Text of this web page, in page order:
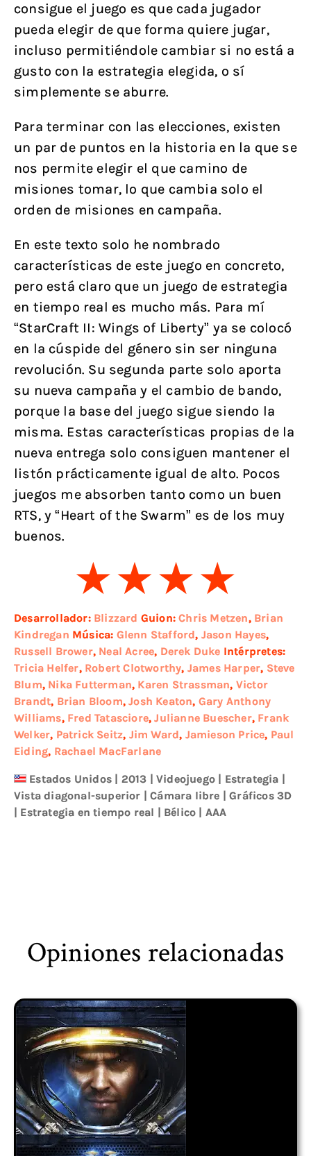
consigue el juego es que cada jugador
pueda elegir de que forma quiere jugar,
incluso permitiéndole cambiar si no está a
gusto con la estrategia elegida, o sí
simplemente se aburre.
Para terminar con las elecciones, existen
un par de puntos en la historia en la que se
nos permite elegir el que camino de
misiones tomar, lo que cambia solo el
orden de misiones en campaña.
En este texto solo he nombrado
características de este juego en concreto,
pero está claro que un juego de estrategia
en tiempo real es mucho más. Para mí
“StarCraft II: Wings of Liberty” ya se colocó
en la cúspide del género sin ser ninguna
revolución. Su segunda parte solo aporta
su nueva campaña y el cambio de bando,
porque la base del juego sigue siendo la
misma. Estas características propias de la
nueva entrega solo consiguen mantener el
listón prácticamente igual de alto. Pocos
juegos me absorben tanto como un buen
RTS, y “Heart of the Swarm” es de los muy
buenos.
Desarrollador: Blizzard Guion:Chris Metzen, Brian
Kindregan Música: Glenn Stafford, Jason Hayes,
Russell Brower, Neal Acree, Derek Duke Intérpretes:
Tricia Helfer, Robert Clotworthy, James Harper, Steve
Blum, Nika Futterman, Karen Strassman, Victor
Brandt, Brian Bloom,Josh Keaton, Gary Anthony
Williams, Fred Tatasciore,Julianne Buescher, Frank
Welker, Patrick Seitz, Jim Ward, Jamieson Price, Paul
Eiding, Rachael MacFarlane
Estados Unidos 2013 |Videojuego Estrategia
Vista diagonal-superior |Cámara libre |Gráficos 3D
Estrategia en tiempo real Bélico AAA
Opiniones relacionadas